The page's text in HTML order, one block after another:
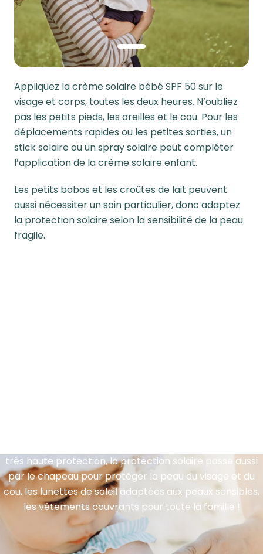
1
Appliquez la crème solaire bébé SPF 50 sur le
visage et corps, toutes les deux heures. N’oubliez
pas les petits pieds, les oreilles et le cou. Pour les
déplacements rapides ou les petites sorties, un
stick solaire ou un spray solaire peut compléter
l’application de la crème solaire enfant.
Les petits bobos et les croûtes de lait peuvent
aussi nécessiter un soin particulier, donc adaptez
la protection solaire selon la sensibilité de la peau
fragile.
très haute protection, la protection solaire passe aussi
par lechapeau pour protéger la peau du visage et du
cou, les lunettes de soleil adaptées aux peaux sensibles,
les vêtements couvrants pour toute la famille !